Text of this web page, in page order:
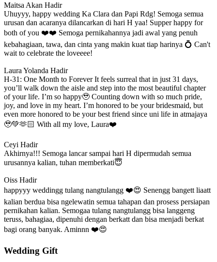
Maitsa Akan Hadir
Uhuyyy, happy wedding Ka Clara dan Papi Rdg! Semoga semua
urusan dan acaranya dilancarkan di hari H yaa! Supper happy for
both of you ❤️❤️ Semoga pernikahannya jadi awal yang penuh
kebahagiaan, tawa, dan cinta yang makin kuat tiap harinya 💍 Can't
wait to celebrate the loveeee!
Laura Yolanda Hadir
H-31: One Month to Forever It feels surreal that in just 31 days,
you’ll walk down the aisle and step into the most beautiful chapter
of your life. I’m so happy🥹 Counting down with so much pride,
joy, and love in my heart. I’m honored to be your bridesmaid, but
even more honored to be your best friend since uni life in atmajaya
🥹💚🫶🏻 With all my love, Laura❤️
Ceyi Hadir
Akhirnya!!! Semoga lancar sampai hari H dipermudah semua
urusannya kalian, tuhan memberkati😇
Oiss Hadir
happyyy weddingg tulang nangtulangg ❤️😍 Senengg bangett liaatt
kalian berdua bisa ngelewatin semua tahapan dan prosess persiapan
pernikahan kalian. Semogaa tulang nangtulangg bisa langgeng
teruss, bahagiaa, dipenuhi dengan berkatt dan bisa menjadi berkat
bagi orang banyak. Aminnn ❤️😍
Wedding Gift